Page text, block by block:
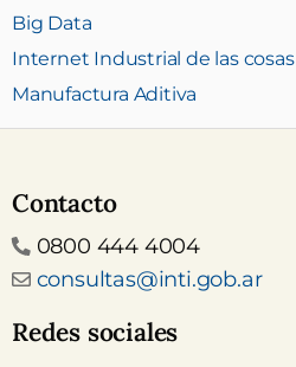
Big Data
Internet Industrial de las cosas
Manufactura Aditiva
Contacto
Teléfono
0800 444 4004
Email
consultas@inti.gob.ar
Redes sociales